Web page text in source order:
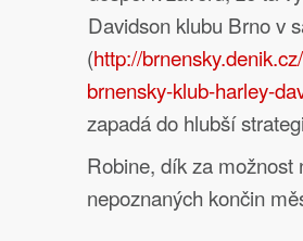
Davidson klubu Brno v
(http://
brnensky-klub-harley-
zapadá do hlubší
Robine, dík za možnost
nepoznaných končin